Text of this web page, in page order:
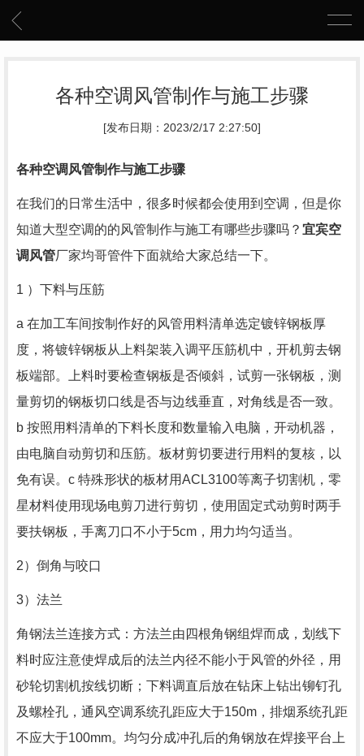
各种空调风管制作与施工步骤
[发布日期：2023/2/17 2:27:50]
各种空调风管制作与施工步骤
在我们的日常生活中，很多时候都会使用到空调，但是你
知道大型空调的的风管制作与施工有哪些步骤吗？ 宜宾空
调风管厂家均哥管件下面就给大家总结一下。
1 ）下料与压筋
a 在加工车间按制作好的风管用料清单选定镀锌钢板厚
度，将镀锌钢板从上料架装入调平压筋机中，开机剪去钢
板端部。上料时要检查钢板是否倾斜，试剪一张钢板，测
量剪切的钢板切口线是否与边线垂直，对角线是否一致。
b 按照用料清单的下料长度和数量输入电脑，开动机器，
由电脑自动剪切和压筋。板材剪切要进行用料的复核，以
免有误。c 特殊形状的板材用ACL3100等离子切割机，零
星材料使用现场电剪刀进行剪切，使用固定式动剪时两手
要扶钢板，手离刀口不小于5cm，用力均匀适当。
2）倒角与咬口
3）法兰
角钢法兰连接方式：方法兰由四根角钢组焊而成，划线下
料时应注意使焊成后的法兰内径不能小于风管的外径，用
砂轮切割机按线切断；下料调直后放在钻床上钻出铆钉孔
及螺栓孔，通风空调系统孔距应大于150m，排烟系统孔距
不应大于100mm。均匀分成冲孔后的角钢放在焊接平台上